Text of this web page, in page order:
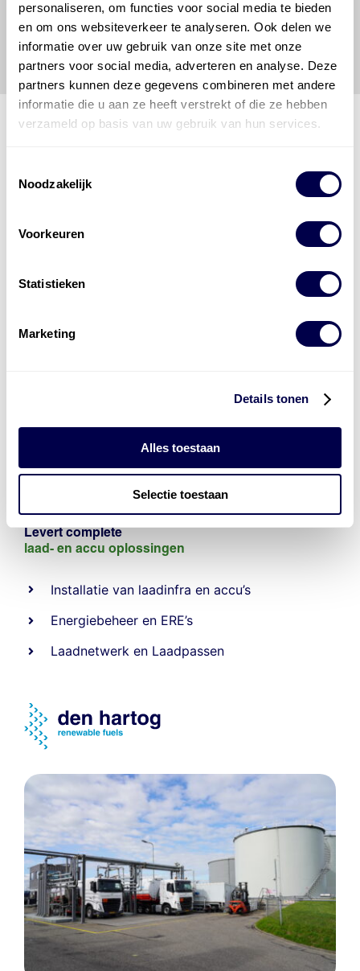
personaliseren, om functies voor social media te bieden
en om ons websiteverkeer te analyseren. Ook delen we
informatie over uw gebruik van onze site met onze
partners voor social media, adverteren en analyse. Deze
partners kunnen deze gegevens combineren met andere
informatie die u aan ze heeft verstrekt of die ze hebben
verzameld op basis van uw gebruik van hun services.
Noodzakelijk
Voorkeuren
Statistieken
Marketing
Details tonen
Alles toestaan
Selectie toestaan
Energiesvoor enig verlies, letsel, claim en schade
veroorzaakt door een onjuiste interpretatie of een
onjuist gebruik van de gepubliceerde gegevens.
Levert complete
laad- en accu oplossingen
Installatie van laadinfra en accu’s
Energiebeheer en ERE’s
Laadnetwerk en Laadpassen